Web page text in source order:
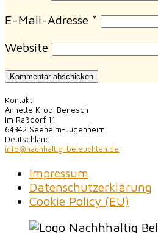
E-Mail-Adresse *
Website
Kontakt:
Annette Krop-Benesch
Im Raßdorf 11
64342 Seeheim-Jugenheim
Deutschland
info@nachhaltig-beleuchten.de
Impressum
Datenschutzerklärung
Cookie Policy (EU)